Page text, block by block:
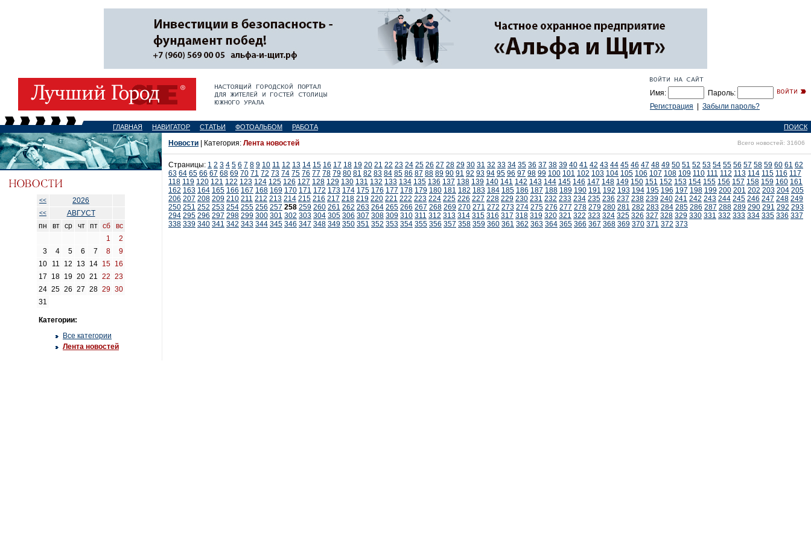
Имя:
Пароль:
Регистрация
Забыли пароль?
ГЛАВНАЯ НАВИГАТОР СТАТЬИ ФОТОАЛЬБОМ РАБОТА ПОИСК
<< 2026
<<
АВГУСТ
пн
вт ср чт пт сб
вс
1
2
3
4 5 6 7 8
9
10
11 12 13 14 15 16
17
18 19 20 21 22 23
24 25 26 27 28 29 30
31
Категории:
Все категории
Лента новостей
Новости | Категория: Лента новостей Всего новостей: 31606
Страницы: 1 2 3 4 5 6 7 8 9 10 11 12 13 14 15 16 17 18 19 20 21 22 23 24 25 26 27 28 29 30 31 32 33 34 35 36 37 38 39 40 41 42 43 44 45 46 47 48 49 50 51 52 53 54 55 56 57 58 59 60 61 62
63 64 65 66 67 68 69 70 71 72 73 74 75 76 77 78 79 80 81 82 83 84 85 86 87 88 89 90 91 92 93 94 95 96 97 98 99 100 101 102 103 104 105 106 107 108 109 110 111 112 113 114 115 116 117
118 119 120 121 122 123 124 125 126 127 128 129 130 131 132 133 134 135 136 137 138 139 140 141 142 143 144 145 146 147 148 149 150 151 152 153 154 155 156 157 158 159 160 161
162 163 164 165 166 167 168 169 170 171 172 173 174 175 176 177 178 179 180 181 182 183 184 185 186 187 188 189 190 191 192 193 194 195 196 197 198 199 200 201 202 203 204 205
206 207 208 209 210 211 212 213 214 215 216 217 218 219 220 221 222 223 224 225 226 227 228 229 230 231 232 233 234 235 236 237 238 239 240 241 242 243 244 245 246 247 248 249
250 251 252 253 254 255 256 257 258 259 260 261 262 263 264 265 266 267 268 269 270 271 272 273 274 275 276 277 278 279 280 281 282 283 284 285 286 287 288 289 290 291 292 293
294 295 296 297 298 299 300 301 302 303 304 305 306 307 308 309 310 311 312 313 314 315 316 317 318 319 320 321 322 323 324 325 326 327 328 329 330 331 332 333 334 335 336 337
338 339 340 341 342 343 344 345 346 347 348 349 350 351 352 353 354 355 356 357 358 359 360 361 362 363 364 365 366 367 368 369 370 371 372 373